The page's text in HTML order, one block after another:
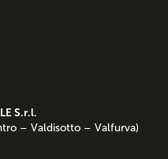
S.r.l.
– Valdisotto – Valfurva)